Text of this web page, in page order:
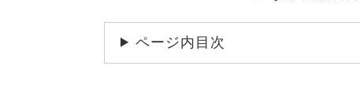
ページ内目次